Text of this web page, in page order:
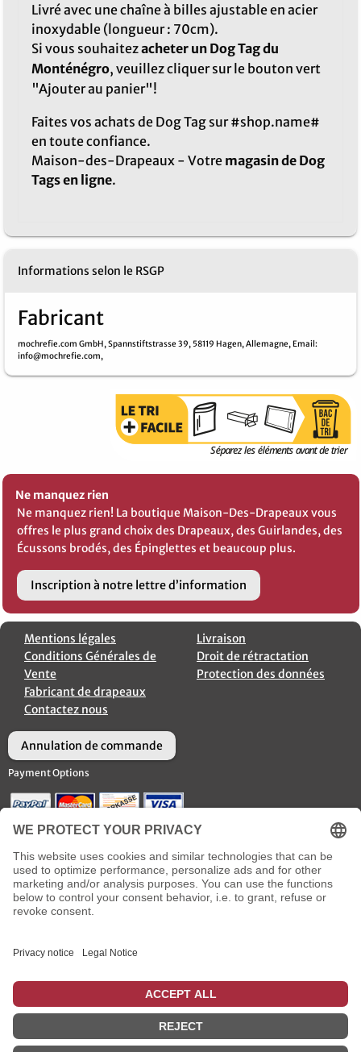
Livré avec une chaîne à billes ajustable en acier
inoxydable (longueur : 70cm).
Si vous souhaitezacheter un Dog Tag du
Monténégro, veuillez cliquer sur le bouton vert
"Ajouter au panier"!
Faites vos achats de Dog Tag sur #shop.name#
en toute confiance.
Maison-des-Drapeaux - Votre magasin de Dog
Tags en ligne.
Informations selon le RSGP
Fabricant
mochrefie.com GmbH, Spannstiftstrasse 39, 58119 Hagen, Allemagne, Email:
info@mochrefie.com,
Ne manquez rien
Ne manquez rien! La boutique Maison-Des-Drapeaux vous
offres le plus grand choix des Drapeaux, des Guirlandes, des
Écussons brodés, des Épinglettes et beaucoup plus.
Inscription à notre lettre d’information
Mentions légales
Conditions Générales de
Vente
Fabricant de drapeaux
Contactez nous
Livraison
Droit de rétractation
Protection des données
Annulation de commande
Payment Options
* plusfrais de livraisonincl. TVA
: pour les livraisons en France métropolitaine, qui sont
effectuées jusqu'à 14 heures avec le mode de paiement carte